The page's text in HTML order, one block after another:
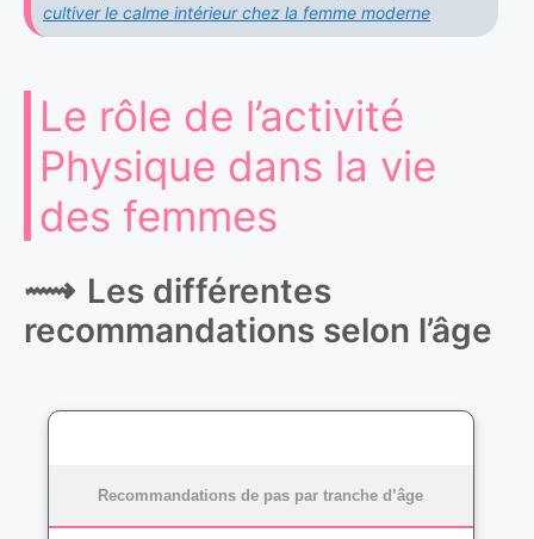
cultiver le calme intérieur chez la femme moderne
Le rôle de l’activité
Physique dans la vie
des femmes
Les différentes
recommandations selon l’âge
Recommandations de pas par tranche d’âge